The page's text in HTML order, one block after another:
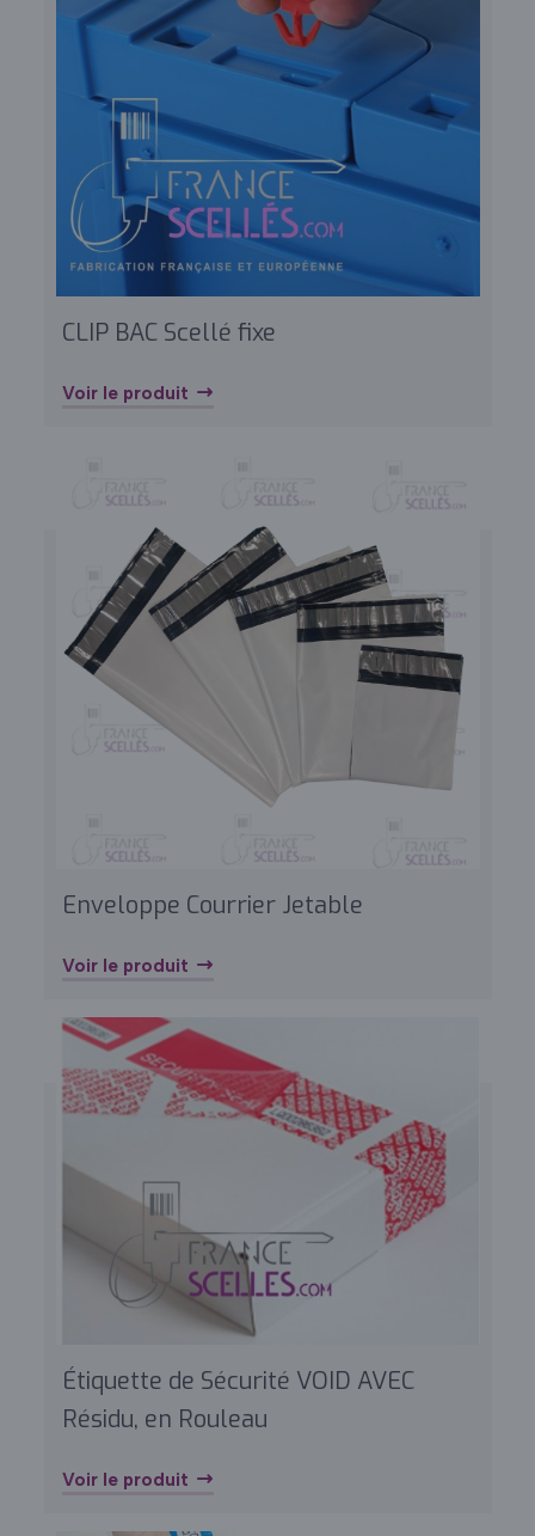
CLIP BAC Scellé fixe
Voir le produit
Enveloppe Courrier Jetable
Voir le produit
Étiquette de Sécurité VOID AVEC
Résidu, en Rouleau
Voir le produit